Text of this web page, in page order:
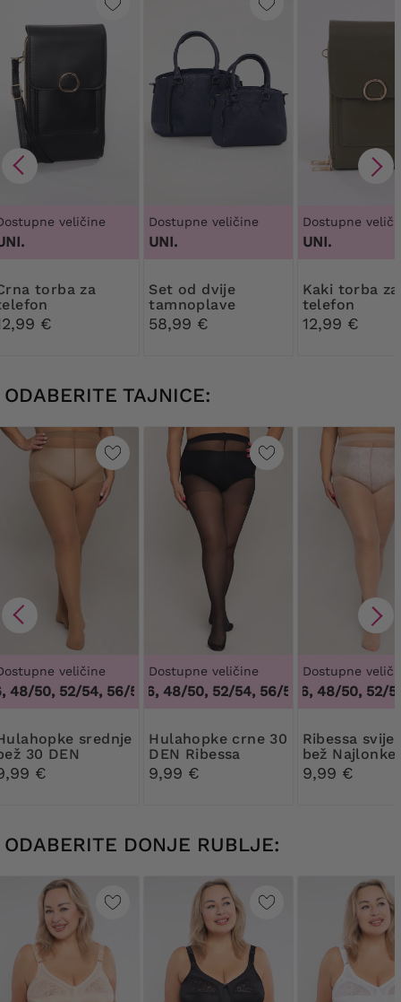
veličine
za
€
Dostupne veličine
UNI.
Set od dvije
tamnoplave
torbice
58,99 €
Dostupne
UNI.
Kaki torba za
telefon
12,99 €
ODABERITE TAJNICE:
veličine
50, 52/54, 56/58, 60/62,44/46, 48/50, 52/54, 56/58,
30 DEN
€
Dostupne veličine
44/46, 48/50, 52/54, 56/58, 60/62,44/46,
Hulahopke crne 30
DEN Ribessa
9,99 €
Dostupne
44/46, 48/50, 52/
Ribessa svijetlo
bež Najlonke
DEN
9,99 €
ODABERITE DONJE RUBLJE: